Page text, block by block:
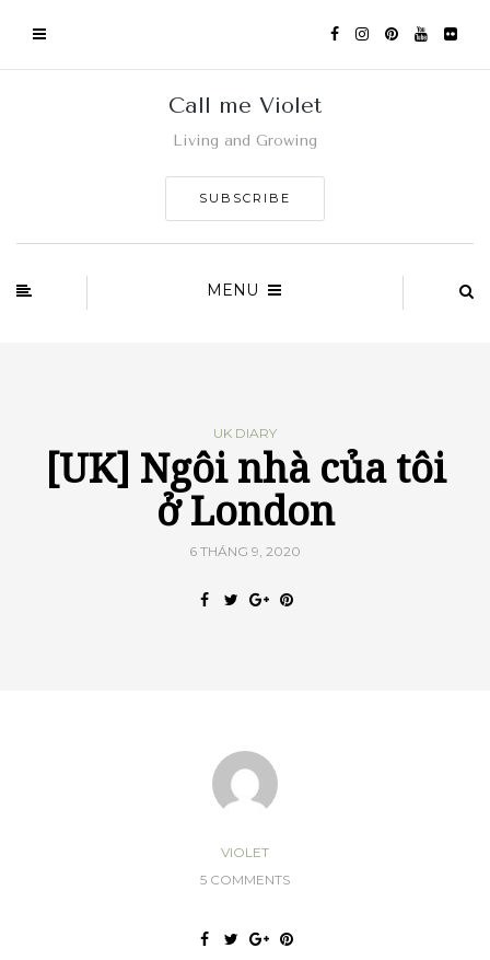
Call me Violet
Living and Growing
SUBSCRIBE
MENU
UK DIARY
[UK] Ngôi nhà của tôi
ở London
6 THÁNG 9, 2020
VIOLET
5 COMMENTS